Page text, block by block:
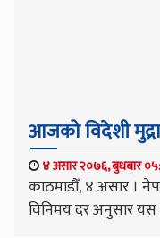
आजको विदेशी
४ असार २०७६, बुधबार
काठमाडौँ, ४ असार ।
विनिमय दर अनुसार यस